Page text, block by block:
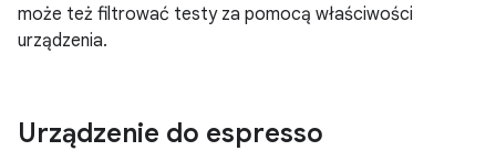
może też filtrować testy za pomocą właściwości
urządzenia.
Urządzenie do espresso